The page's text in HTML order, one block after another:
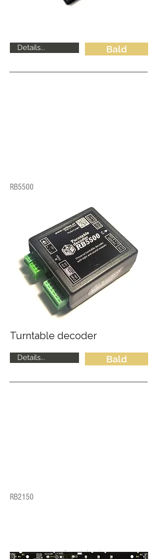
Details... Bald
RB5500
Turntable decoder
Details... Bald
RB2150